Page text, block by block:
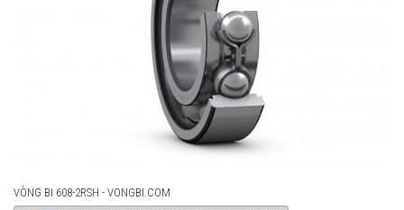
VÒNG BI 608-2RSH - VONGBI.COM